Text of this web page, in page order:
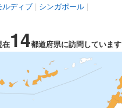
ルディブ | シンガポール |
在14都道府県に訪問しています